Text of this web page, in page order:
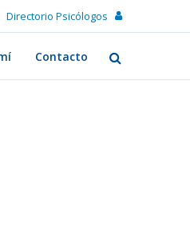
Directorio Psicólogos
Contacto